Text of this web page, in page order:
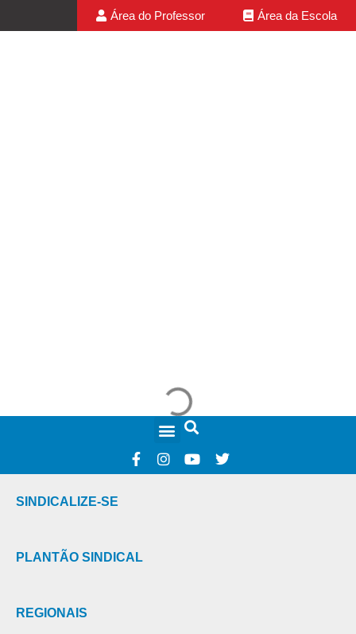
Área do Professor Área da Escola
SINDICALIZE-SE
PLANTÃO SINDICAL
REGIONAIS